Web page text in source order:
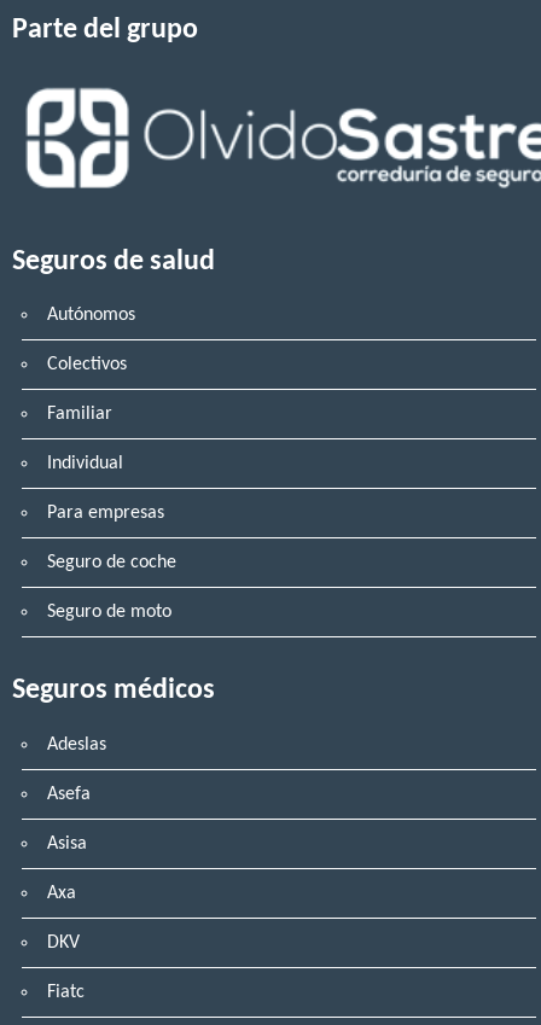
Parte del grupo
Seguros de salud
Autónomos
Colectivos
Familiar
Individual
Para empresas
Seguro de coche
Seguro de moto
Seguros médicos
Adeslas
Asefa
Asisa
Axa
DKV
Fiatc